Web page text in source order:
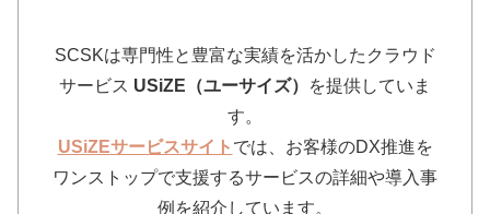
SCSKは専門性と豊富な実績を活かしたクラウド
サービス USiZE（ユーサイズ）
を提供していま
す。
USiZEサービスサイト では、お客様のDX推進を
ワンストップで支援するサービスの詳細や導入事
例を紹介しています。